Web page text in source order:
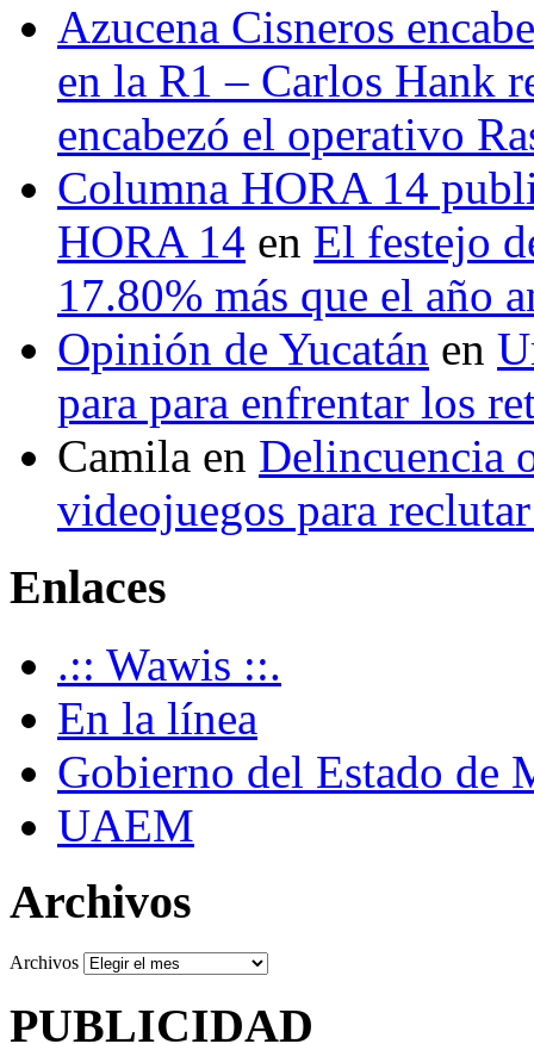
Azucena Cisneros
en la R1 – Carlos Hank
encabezó el operativo
Columna HORA 14
HORA 14 en El festejo
17.80% más que el año
Opinión de Yucatán en
para para enfrentar los
Camila en Delincuencia
videojuegos para
Enlaces
.:: Wawis ::.
En la línea
Gobierno del Estado de
UAEM
Archivos
Archivos
PUBLICIDAD